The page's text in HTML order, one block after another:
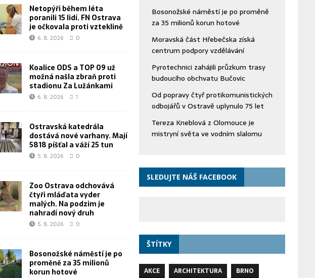
Netopýři během léta
poranili 15 lidí. FN Ostrava
je očkovala proti vzteklině
6. 8. 2026 0
Koalice ODS a TOP 09 už
možná našla zbraň proti
stadionu Za Lužánkami
6. 8. 2026 1
Ostravská katedrála
dostává nové varhany. Mají
5818 píšťal a váží 25 tun
5. 8. 2026 0
Zoo Ostrava odchovává
čtyři mláďata vyder
malých. Na podzim je
nahradí nový druh
5. 8. 2026 0
Bosonožské náměstí je po
proměně za 35 milionů
korun hotové
Bosonožské náměstí je po proměně
za 35 milionů korun hotové
Moravská část Hřebečska získá
centrum podpory vzdělávání
Pyrotechnici zahájili průzkum trasy
budoucího obchvatu Bučovic
Od popravy čtyř protikomunistických
odbojářů v Ostravě uplynulo 75 let
Tereza Kneblová z Olomouce je
mistryní světa ve vodním slalomu
SLEDUJTE NÁŠ FACEBOOK
ŠTÍTKY
AKCE ARCHITEKTURA
BRNO